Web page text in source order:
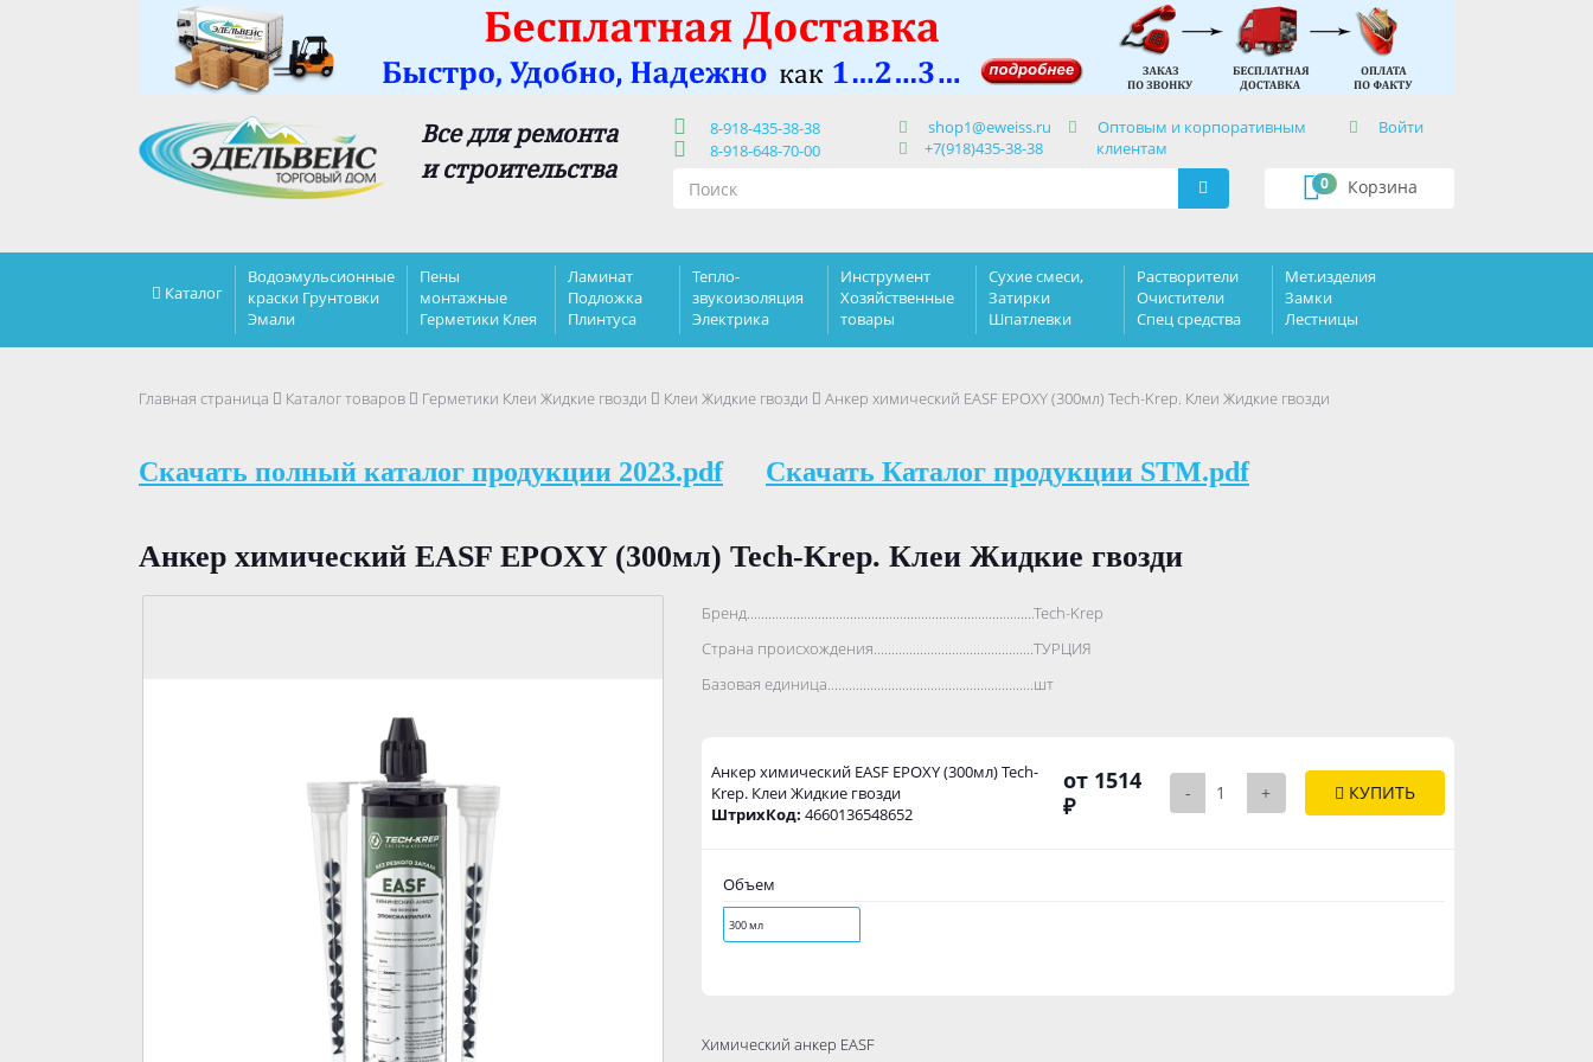
Все для ремонта
и строительства
8-918-435-38-38
8-918-648-70-00
shop1@eweiss.ru
+7(918)435-38-38
Оптовым и корпоративным
клиентам
Войти
Корзина
0
Каталог
Водоэмульсионные
краски Грунтовки
Эмали
Пены
монтажные
Герметики Клея
Ламинат
Подложка
Плинтуса
Тепло-
звукоизоляция
Электрика
Инструмент
Хозяйственные
товары
Сухие смеси,
Затирки
Шпатлевки
Растворители
Очистители
Спец средства
Мет.изделия
Замки
Лестницы
Главная страница Каталог товаров Герметики Клеи Жидкие гвозди Клеи Жидкие гвозди Анкер химический EASF EPOXY (300мл) Tech-Krep. Клеи Жидкие гвозди
Скачать полный каталог продукции 2023.pdf Скачать Каталог продукции STM.pdf
Анкер химический EASF EPOXY (300мл) Tech-Krep. Клеи Жидкие гвозди
Бренд..................................................................................Tech-Krep
Страна происхождения..................................................................................
ТУРЦИЯ
Базовая единица..................................................................................
шт
Анкер химический EASF EPOXY (300мл) Tech-
Krep. Клеи Жидкие гвозди
ШтрихКод: 4660136548652
от 1514
₽
- + КУПИТЬ
Объем
300 мл
Химический анкер EASF